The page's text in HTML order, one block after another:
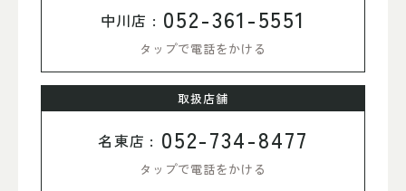
中川店 : 052-361-5551
タップで電話をかける
取扱店舗
名東店 : 052-734-8477
タップで電話をかける